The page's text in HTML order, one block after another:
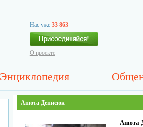
Нас уже 33 863
О проекте
Энциклопедия
Анюта Денисюк
Анюта